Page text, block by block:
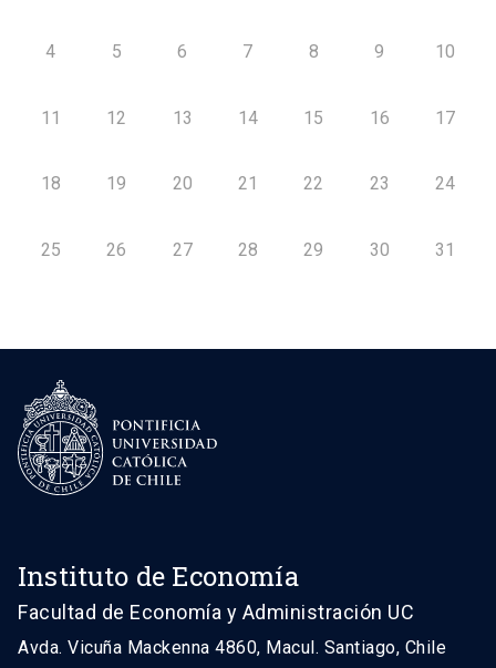
4 5 6 7 8 9 10
11 12 13 14 15 16 17
18 19 20 21 22 23 24
25 26 27 28 29 30 31
Instituto de Economía
Facultad de Economía y Administración UC
Avda. Vicuña Mackenna 4860, Macul. Santiago, Chile